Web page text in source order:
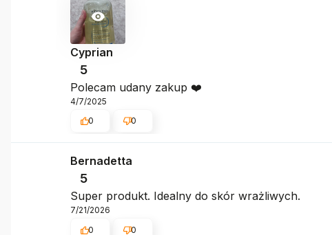
Cyprian
5
Polecam udany zakup ❤️
4/7/2025
0
0
Bernadetta
5
Super produkt. Idealny do skór wrażliwych.
7/21/2026
0
0